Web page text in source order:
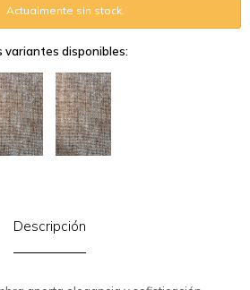
Actualmente sin stock.
variantes disponibles:
Descripción